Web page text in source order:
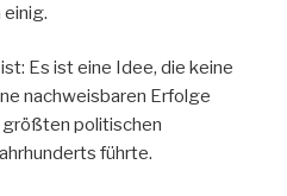
Es ist eine Idee, die keine
nachweisbaren Erfolge
größten politischen
führte.